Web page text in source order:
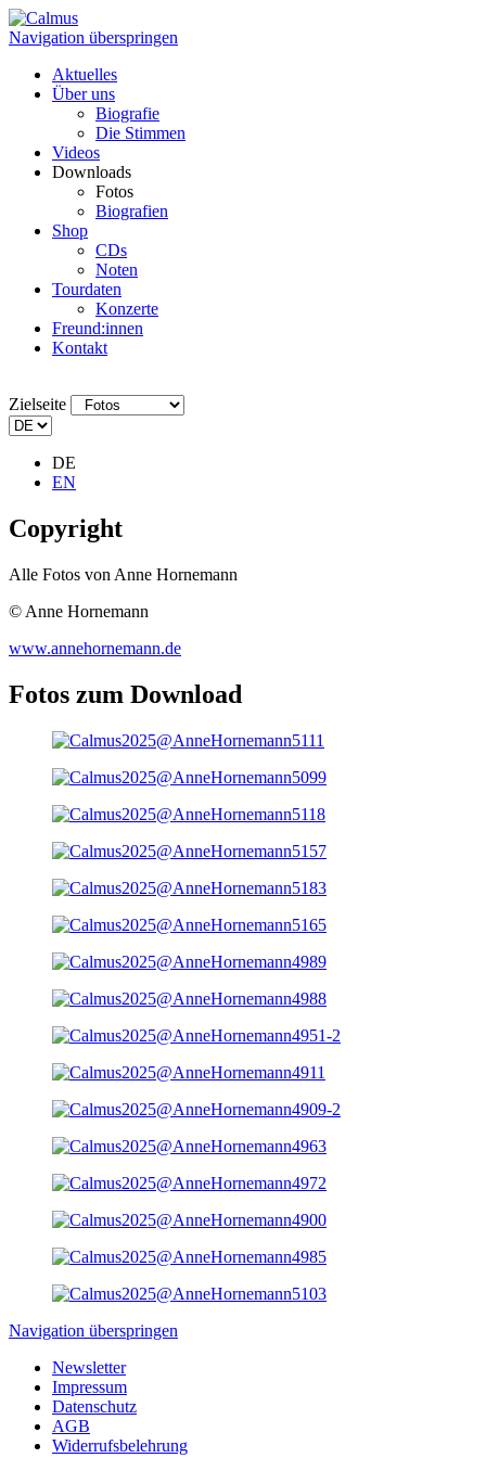
Navigation überspringen
Aktuelles
Über uns
Biografie
Die Stimmen
Videos
Downloads
Fotos
Biografien
Shop
CDs
Noten
Tourdaten
Konzerte
Freund:innen
Kontakt
Zielseite
DE
EN
Copyright
Alle Fotos von Anne Hornemann
© Anne Hornemann
www.annehornemann.de
Fotos zum Download
Navigation überspringen
Newsletter
Impressum
Datenschutz
AGB
Widerrufsbelehrung